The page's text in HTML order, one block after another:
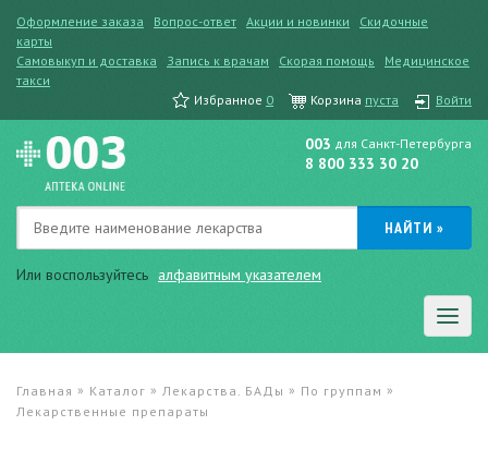
Оформление заказа Вопрос-ответ Акции и новинки
Скидочные
карты
Самовыкуп и доставка
Запись к врачам Скорая помощь
Медицинское
такси
Избранное 0 Корзина пуста Войти
Или воспользуйтесь алфавитным указателем
003 для Санкт-Петербурга
8 800 333 30 20
Главная » Каталог » Лекарства. БАДы » По группам »
Лекарственные препараты